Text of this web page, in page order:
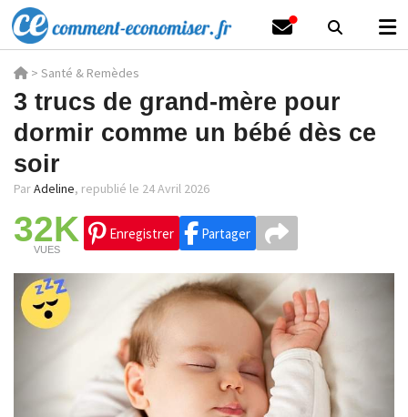
> Santé & Remèdes
3 trucs de grand-mère pour
dormir comme un bébé dès ce
soir
ParAdeline, republié le 24 Avril 2026
32K
VUES
Enregistrer Partager